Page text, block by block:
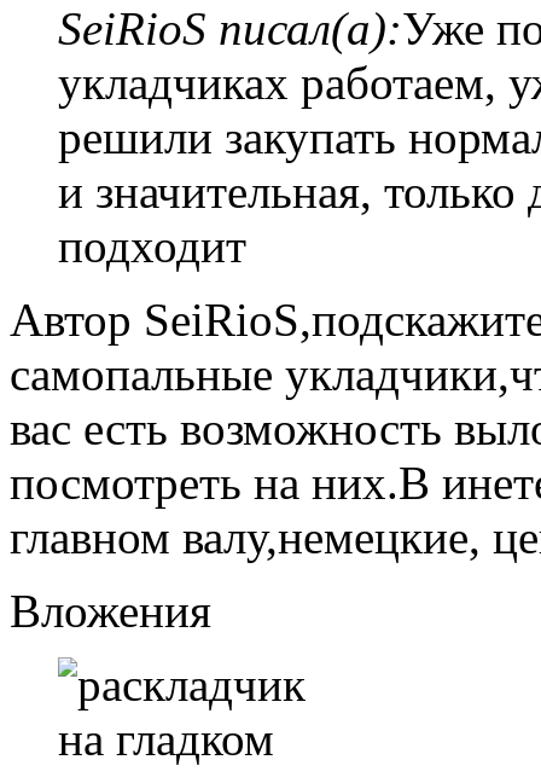
SeiRioS писал(а):Уже
укладчиках работаем,
решили закупать
и значительная, только
подходит
Автор
самопальные
вас есть возможность
посмотреть на них.В
главном валу,немецкие,
Вложения